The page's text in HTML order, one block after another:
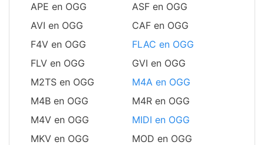
APE en OGG
ASF en OGG
AVI en OGG
CAF en OGG
F4V en OGG
FLAC en OGG
FLV en OGG
GVI en OGG
M2TS en OGG
M4A en OGG
M4B en OGG
M4R en OGG
M4V en OGG
MIDI en OGG
MKV en OGG
MOD en OGG